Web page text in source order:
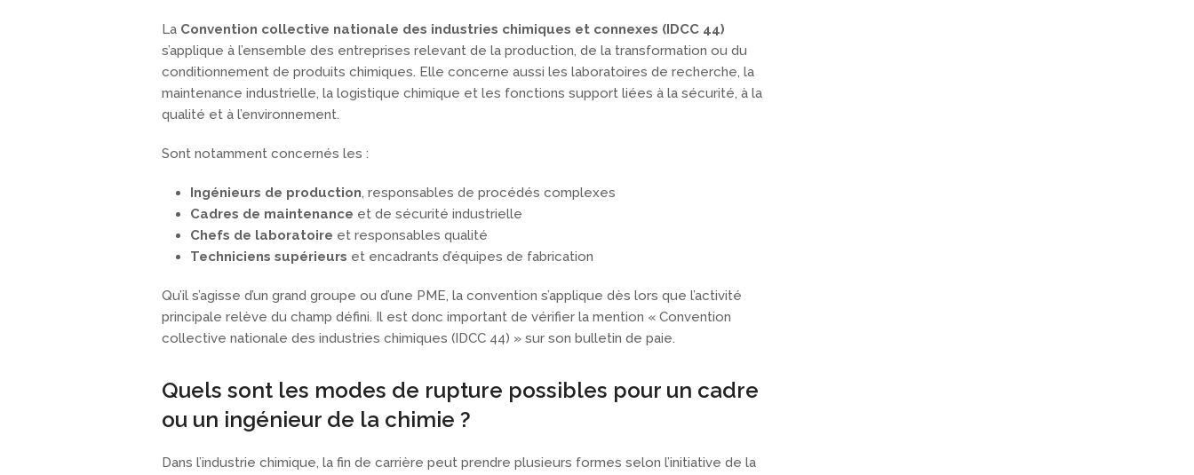
La Convention collective nationale des industries chimiques et connexes (IDCC 44)
s’applique à l’ensemble des entreprises relevant de la production, de la transformation ou du
conditionnement de produits chimiques. Elle concerne aussi les laboratoires de recherche, la
maintenance industrielle, la logistique chimique et les fonctions support liées à la sécurité, à la
qualité et à l’environnement.
Sont notamment concernés les :
Ingénieurs de production, responsables de procédés complexes
Cadres de maintenance et de sécurité industrielle
Chefs de laboratoire et responsables qualité
Techniciens supérieurs et encadrants d’équipes de fabrication
Qu’il s’agisse d’un grand groupe ou d’une PME, la convention s’applique dès lors que l’activité
principale relève du champ défini. Il est donc important de vérifier la mention « Convention
collective nationale des industries chimiques (IDCC 44) » sur son bulletin de paie.
Quels sont les modes de rupture possibles pour un cadre
ou un ingénieur de la chimie ?
Dans l’industrie chimique, la fin de carrière peut prendre plusieurs formes selon l’initiative de la